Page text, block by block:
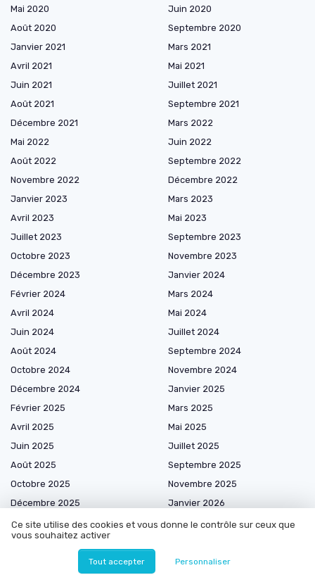
Mai 2020
Juin 2020
Août 2020
Septembre 2020
Janvier 2021
Mars 2021
Avril 2021
Mai 2021
Juin 2021
Juillet 2021
Août 2021
Septembre 2021
Décembre 2021
Mars 2022
Mai 2022
Juin 2022
Août 2022
Septembre 2022
Novembre 2022
Décembre 2022
Janvier 2023
Mars 2023
Avril 2023
Mai 2023
Juillet 2023
Septembre 2023
Octobre 2023
Novembre 2023
Décembre 2023
Janvier 2024
Février 2024
Mars 2024
Avril 2024
Mai 2024
Juin 2024
Juillet 2024
Août 2024
Septembre 2024
Octobre 2024
Novembre 2024
Décembre 2024
Janvier 2025
Février 2025
Mars 2025
Avril 2025
Mai 2025
Juin 2025
Juillet 2025
Août 2025
Septembre 2025
Octobre 2025
Novembre 2025
Décembre 2025
Janvier 2026
Février 2026
Mars 2026
Avril 2026
Juillet 2026
Ce site utilise des cookies et vous donne le contrôle sur ceux que
vous souhaitez activer
Tout accepter Personnaliser